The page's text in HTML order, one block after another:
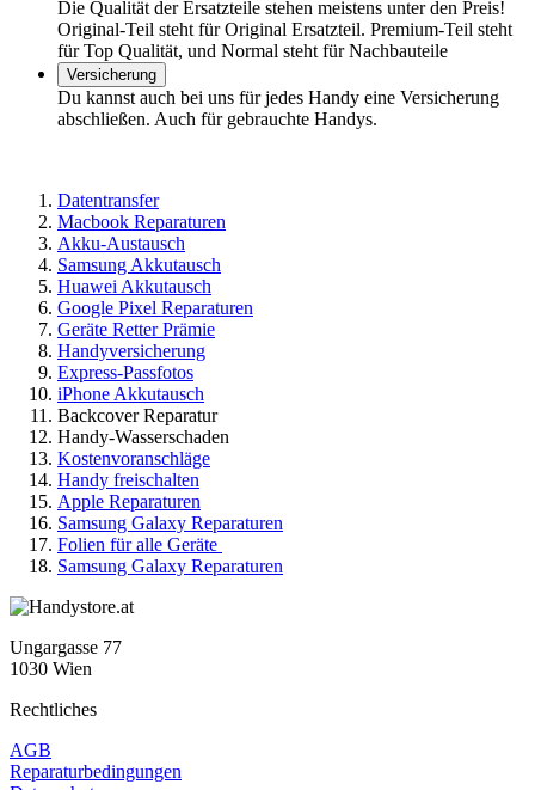
Die Qualität der Ersatzteile stehen meistens unter den Preis!
Original-Teil steht für Original Ersatzteil. Premium-Teil steht
für Top Qualität, und Normal steht für Nachbauteile
Versicherung
Du kannst auch bei uns für jedes Handy eine Versicherung
abschließen. Auch für gebrauchte Handys.
Datentransfer
Macbook Reparaturen
Akku-Austausch
Samsung Akkutausch
Huawei Akkutausch
Google Pixel Reparaturen
Geräte Retter Prämie
Handyversicherung
Express-Passfotos
iPhone Akkutausch
Backcover Reparatur
Handy-Wasserschaden
Kostenvoranschläge
Handy freischalten
Apple Reparaturen
Samsung Galaxy Reparaturen
Folien für alle Geräte
Samsung Galaxy Reparaturen
Ungargasse 77
1030 Wien
Rechtliches
AGB
Reparaturbedingungen